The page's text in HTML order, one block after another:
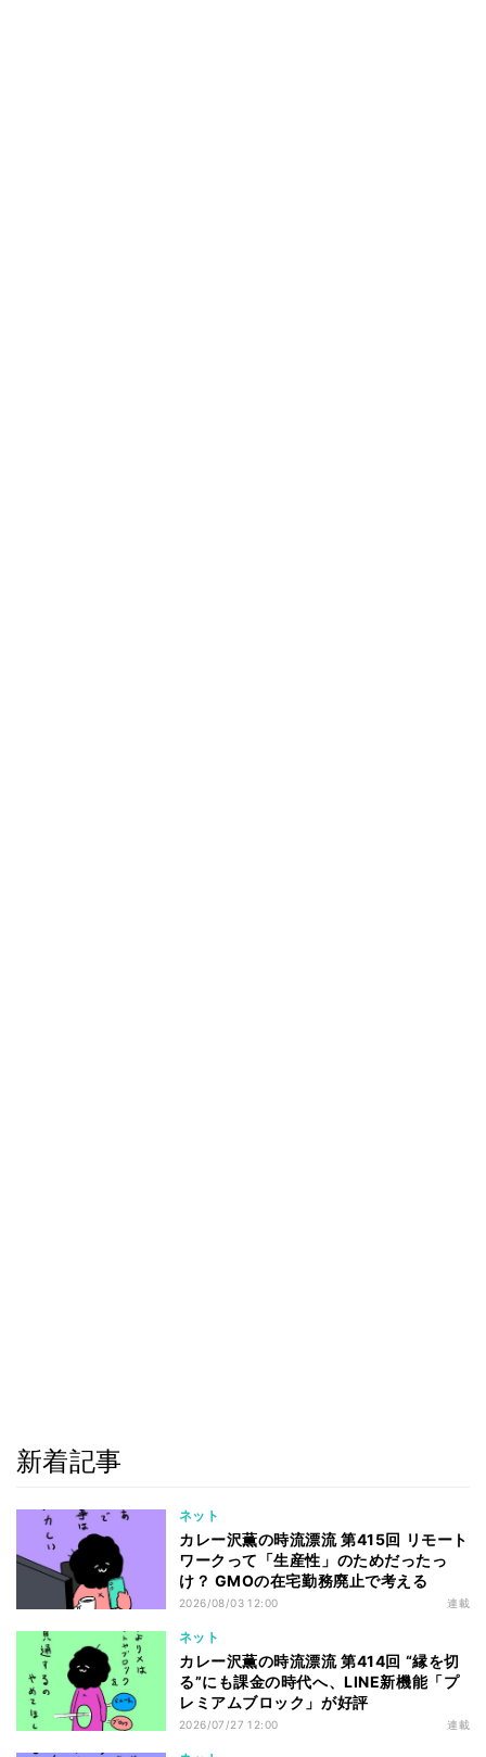
新着記事
ネット
カレー沢薫の時流漂流 第415回 リモート
ワークって「生産性」のためだったっ
け？ GMOの在宅勤務廃止で考える
2026/08/03 12:00 連載
ネット
カレー沢薫の時流漂流 第414回 “縁を切
る”にも課金の時代へ、LINE新機能「プ
レミアムブロック」が好評
2026/07/27 12:00 連載